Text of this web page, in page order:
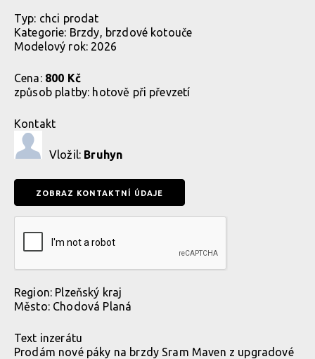
Typ: chci prodat
Kategorie: Brzdy, brzdové kotouče
Modelový rok: 2026
Cena: 800 Kč
způsob platby: hotově při převzetí
Kontakt
Vložil: Bruhyn
Region: Plzeňský kraj
Město: Chodová Planá
Text inzerátu
Prodám nové páky na brzdy Sram Maven z upgradové